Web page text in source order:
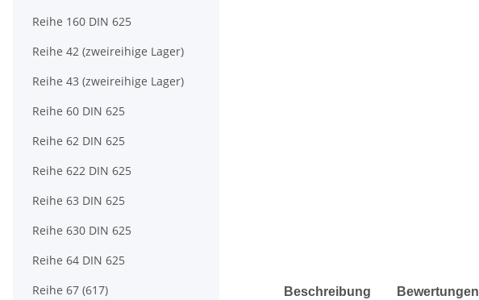
weitere Registerkarten anzeigen
Beschreibung Bewertungen
Reihe 160 DIN 625
Reihe 42 (zweireihige Lager)
Reihe 43 (zweireihige Lager)
Reihe 60 DIN 625
Reihe 62 DIN 625
Reihe 622 DIN 625
Reihe 63 DIN 625
Reihe 630 DIN 625
Reihe 64 DIN 625
Reihe 67 (617)